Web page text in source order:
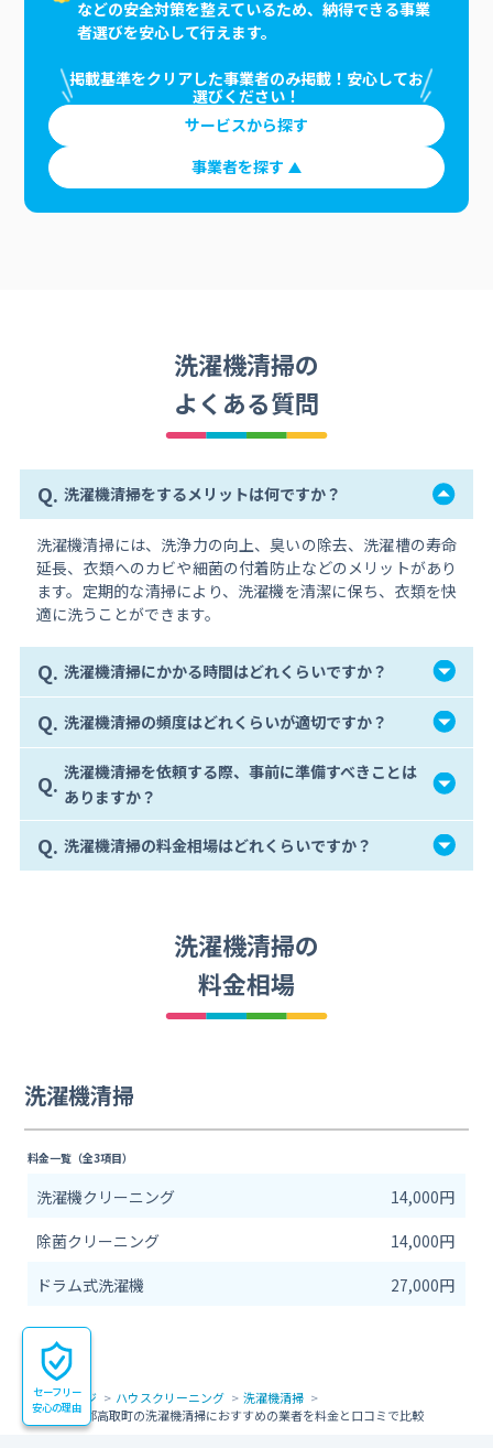
などの安全対策を整えているため、納得できる事業
者選びを安心して行えます。
掲載基準をクリアした事業者のみ掲載！安心してお
選びください！
サービスから探す
事業者を探す
洗濯機清掃の
よくある質問
Q. 洗濯機清掃をするメリットは何ですか？
洗濯機清掃には、洗浄力の向上、臭いの除去、洗濯槽の寿命
延長、衣類へのカビや細菌の付着防止などのメリットがあり
ます。定期的な清掃により、洗濯機を清潔に保ち、衣類を快
適に洗うことができます。
Q. 洗濯機清掃にかかる時間はどれくらいですか？
Q. 洗濯機清掃の頻度はどれくらいが適切ですか？
Q. 洗濯機清掃を依頼する際、事前に準備すべきことは
ありますか？
Q. 洗濯機清掃の料金相場はどれくらいですか？
洗濯機清掃の
料金相場
洗濯機清掃
料金一覧（全3項目）
洗濯機クリーニング
14,000円
除菌クリーニング
14,000円
ドラム式洗濯機
27,000円
トップページ ハウスクリーニング
洗濯機清掃
奈良県高市郡高取町の洗濯機清掃におすすめの業者を料金と口コミで比較
セーフリー
安心の理由